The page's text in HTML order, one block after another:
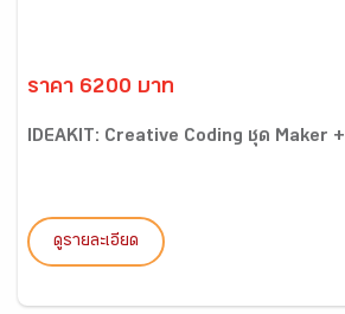
ราคา 6200 บาท
IDEAKIT: Creative Coding ชุด Maker +
ดูรายละเอียด